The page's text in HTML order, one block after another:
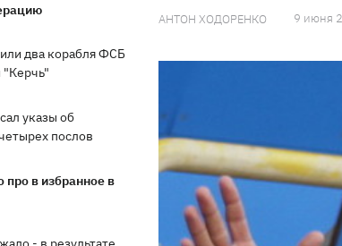
два корабля ФСБ
"Керчь"
указы об
послов
про в избранное в
АНТОН ХОДОРЕНКО 9 июня